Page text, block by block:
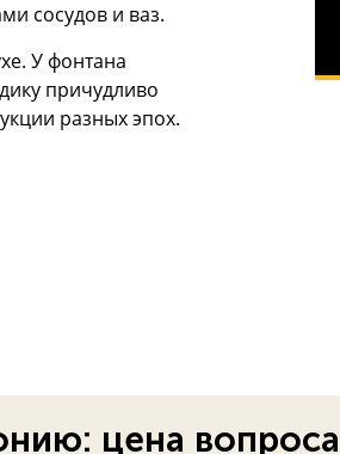
сосудов и ваз.
У фонтана
причудливо
разных эпох.
цена